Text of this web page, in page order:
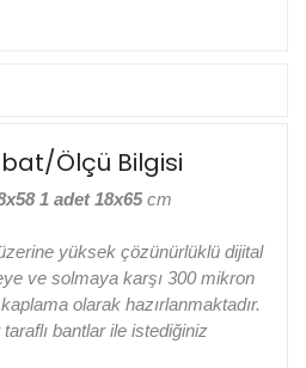
Ölçü Bilgisi
1 adet 18x65 cm
yüksek çözünürlüklü dijital
ve solmaya karşı 300 mikron
olarak hazırlanmaktadır.
bantlar ile istediğiniz